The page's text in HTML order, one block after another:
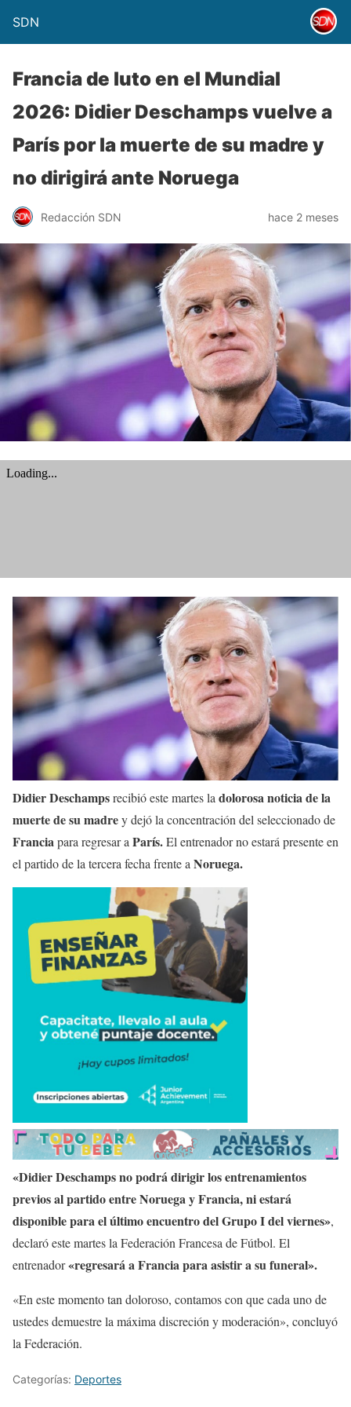
SDN
Francia de luto en el Mundial
2026: Didier Deschamps vuelve a
París por la muerte de su madre y
no dirigirá ante Noruega
Redacción SDN hace 2 meses
Didier Deschampsrecibió este martes la dolorosa noticia de la
muerte de su madrey dejó la concentración del seleccionado de
Franciapara regresar a París.El entrenador no estará presente en
el partido de la tercera fecha frente a Noruega.
«Didier Deschamps no podrá dirigir los entrenamientos
previos al partido entre Noruega y Francia, ni estará
disponible para el último encuentro del Grupo I del viernes»,
declaró este martes la Federación Francesa de Fútbol. El
entrenador«regresará a Francia para asistir a su funeral».
«En este momento tan doloroso, contamos con que cada uno de
ustedes demuestre la máxima discreción y moderación», concluyó
la Federación.
Categorías: Deportes